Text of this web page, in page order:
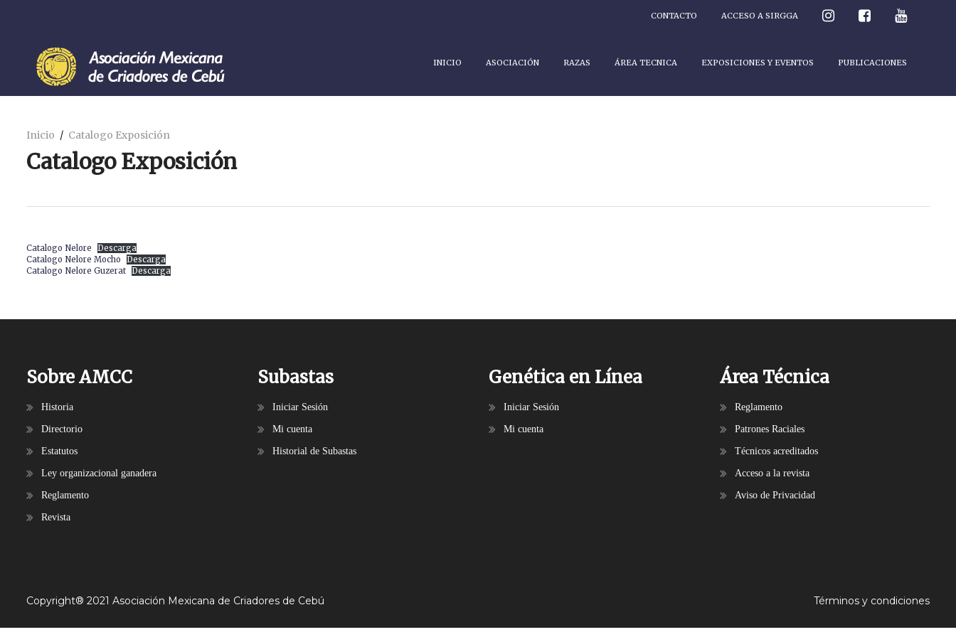
CONTACTO ACCESO A SIRGGA
INICIO ASOCIACIÓN RAZAS ÁREA TECNICA EXPOSICIONES Y EVENTOS PUBLICACIONES
Inicio Catalogo Exposición
Catalogo Exposición
Catalogo Nelore
Descarga
Catalogo Nelore Mocho
Descarga
Catalogo Nelore Guzerat Descarga
Sobre AMCC
Historia
Directorio
Estatutos
Ley organizacional ganadera
Reglamento
Revista
Subastas
Iniciar Sesión
Mi cuenta
Historial de Subastas
Genética en Línea
Iniciar Sesión
Mi cuenta
Área Técnica
Reglamento
Patrones Raciales
Técnicos acreditados
Acceso a la revista
Aviso de Privacidad
Copyright® 2021 Asociación Mexicana de Criadores de Cebú Términos y condiciones